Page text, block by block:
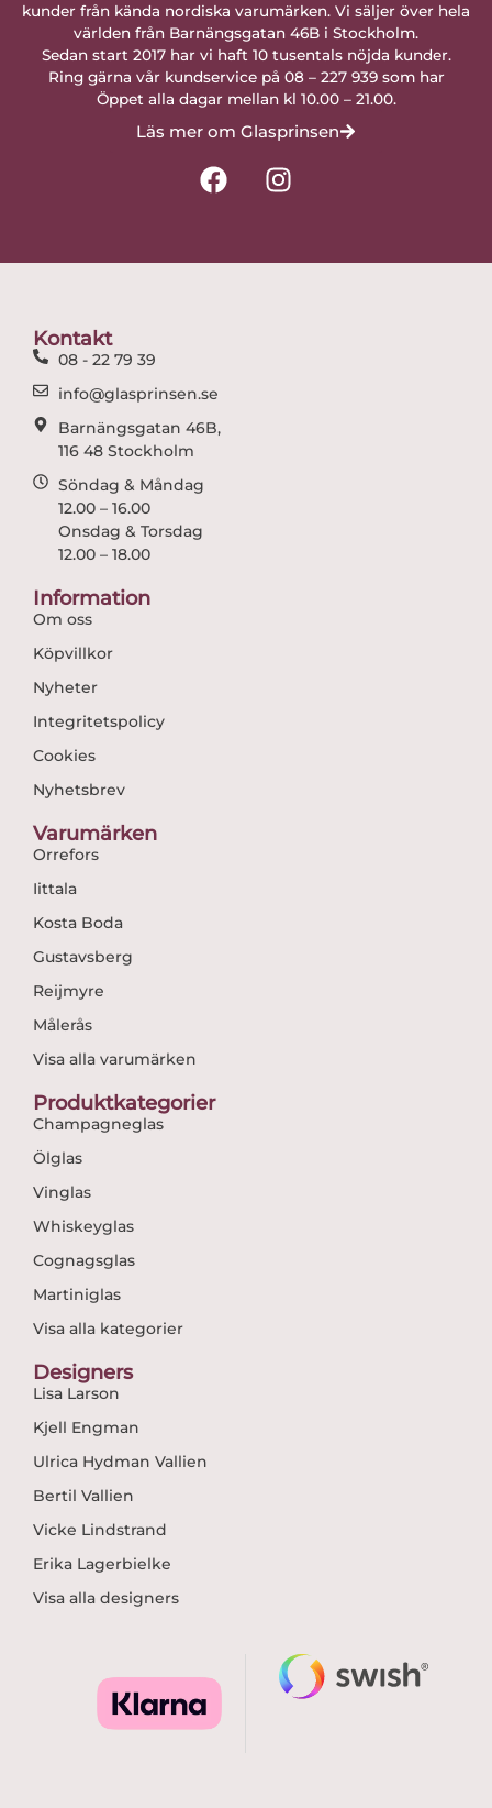
kunder från kända nordiska varumärken. Vi säljer över hela
världen från Barnängsgatan 46B i Stockholm.
Sedan start 2017 har vi haft 10 tusentals nöjda kunder.
Ring gärna vår kundservice på 08 – 227 939 som har
Öppet alla dagar mellan kl 10.00 – 21.00.
Läs mer om Glasprinsen
F
a
I
n
Kontakt
08 - 22 79 39
info@glasprinsen.se
Barnängsgatan 46B,
116 48 Stockholm
Söndag & Måndag
12.00 – 16.00
Onsdag & Torsdag
12.00 – 18.00
Information
Om oss
Köpvillkor
Nyheter
Integritetspolicy
Cookies
Nyhetsbrev
Varumärken
Orrefors
Iittala
Kosta Boda
Gustavsberg
Reijmyre
Målerås
Visa alla varumärken
Produktkategorier
Champagneglas
Ölglas
Vinglas
Whiskeyglas
Cognagsglas
Martiniglas
Visa alla kategorier
Designers
Lisa Larson
Kjell Engman
Ulrica Hydman Vallien
Bertil Vallien
Vicke Lindstrand
Erika Lagerbielke
Visa alla designers